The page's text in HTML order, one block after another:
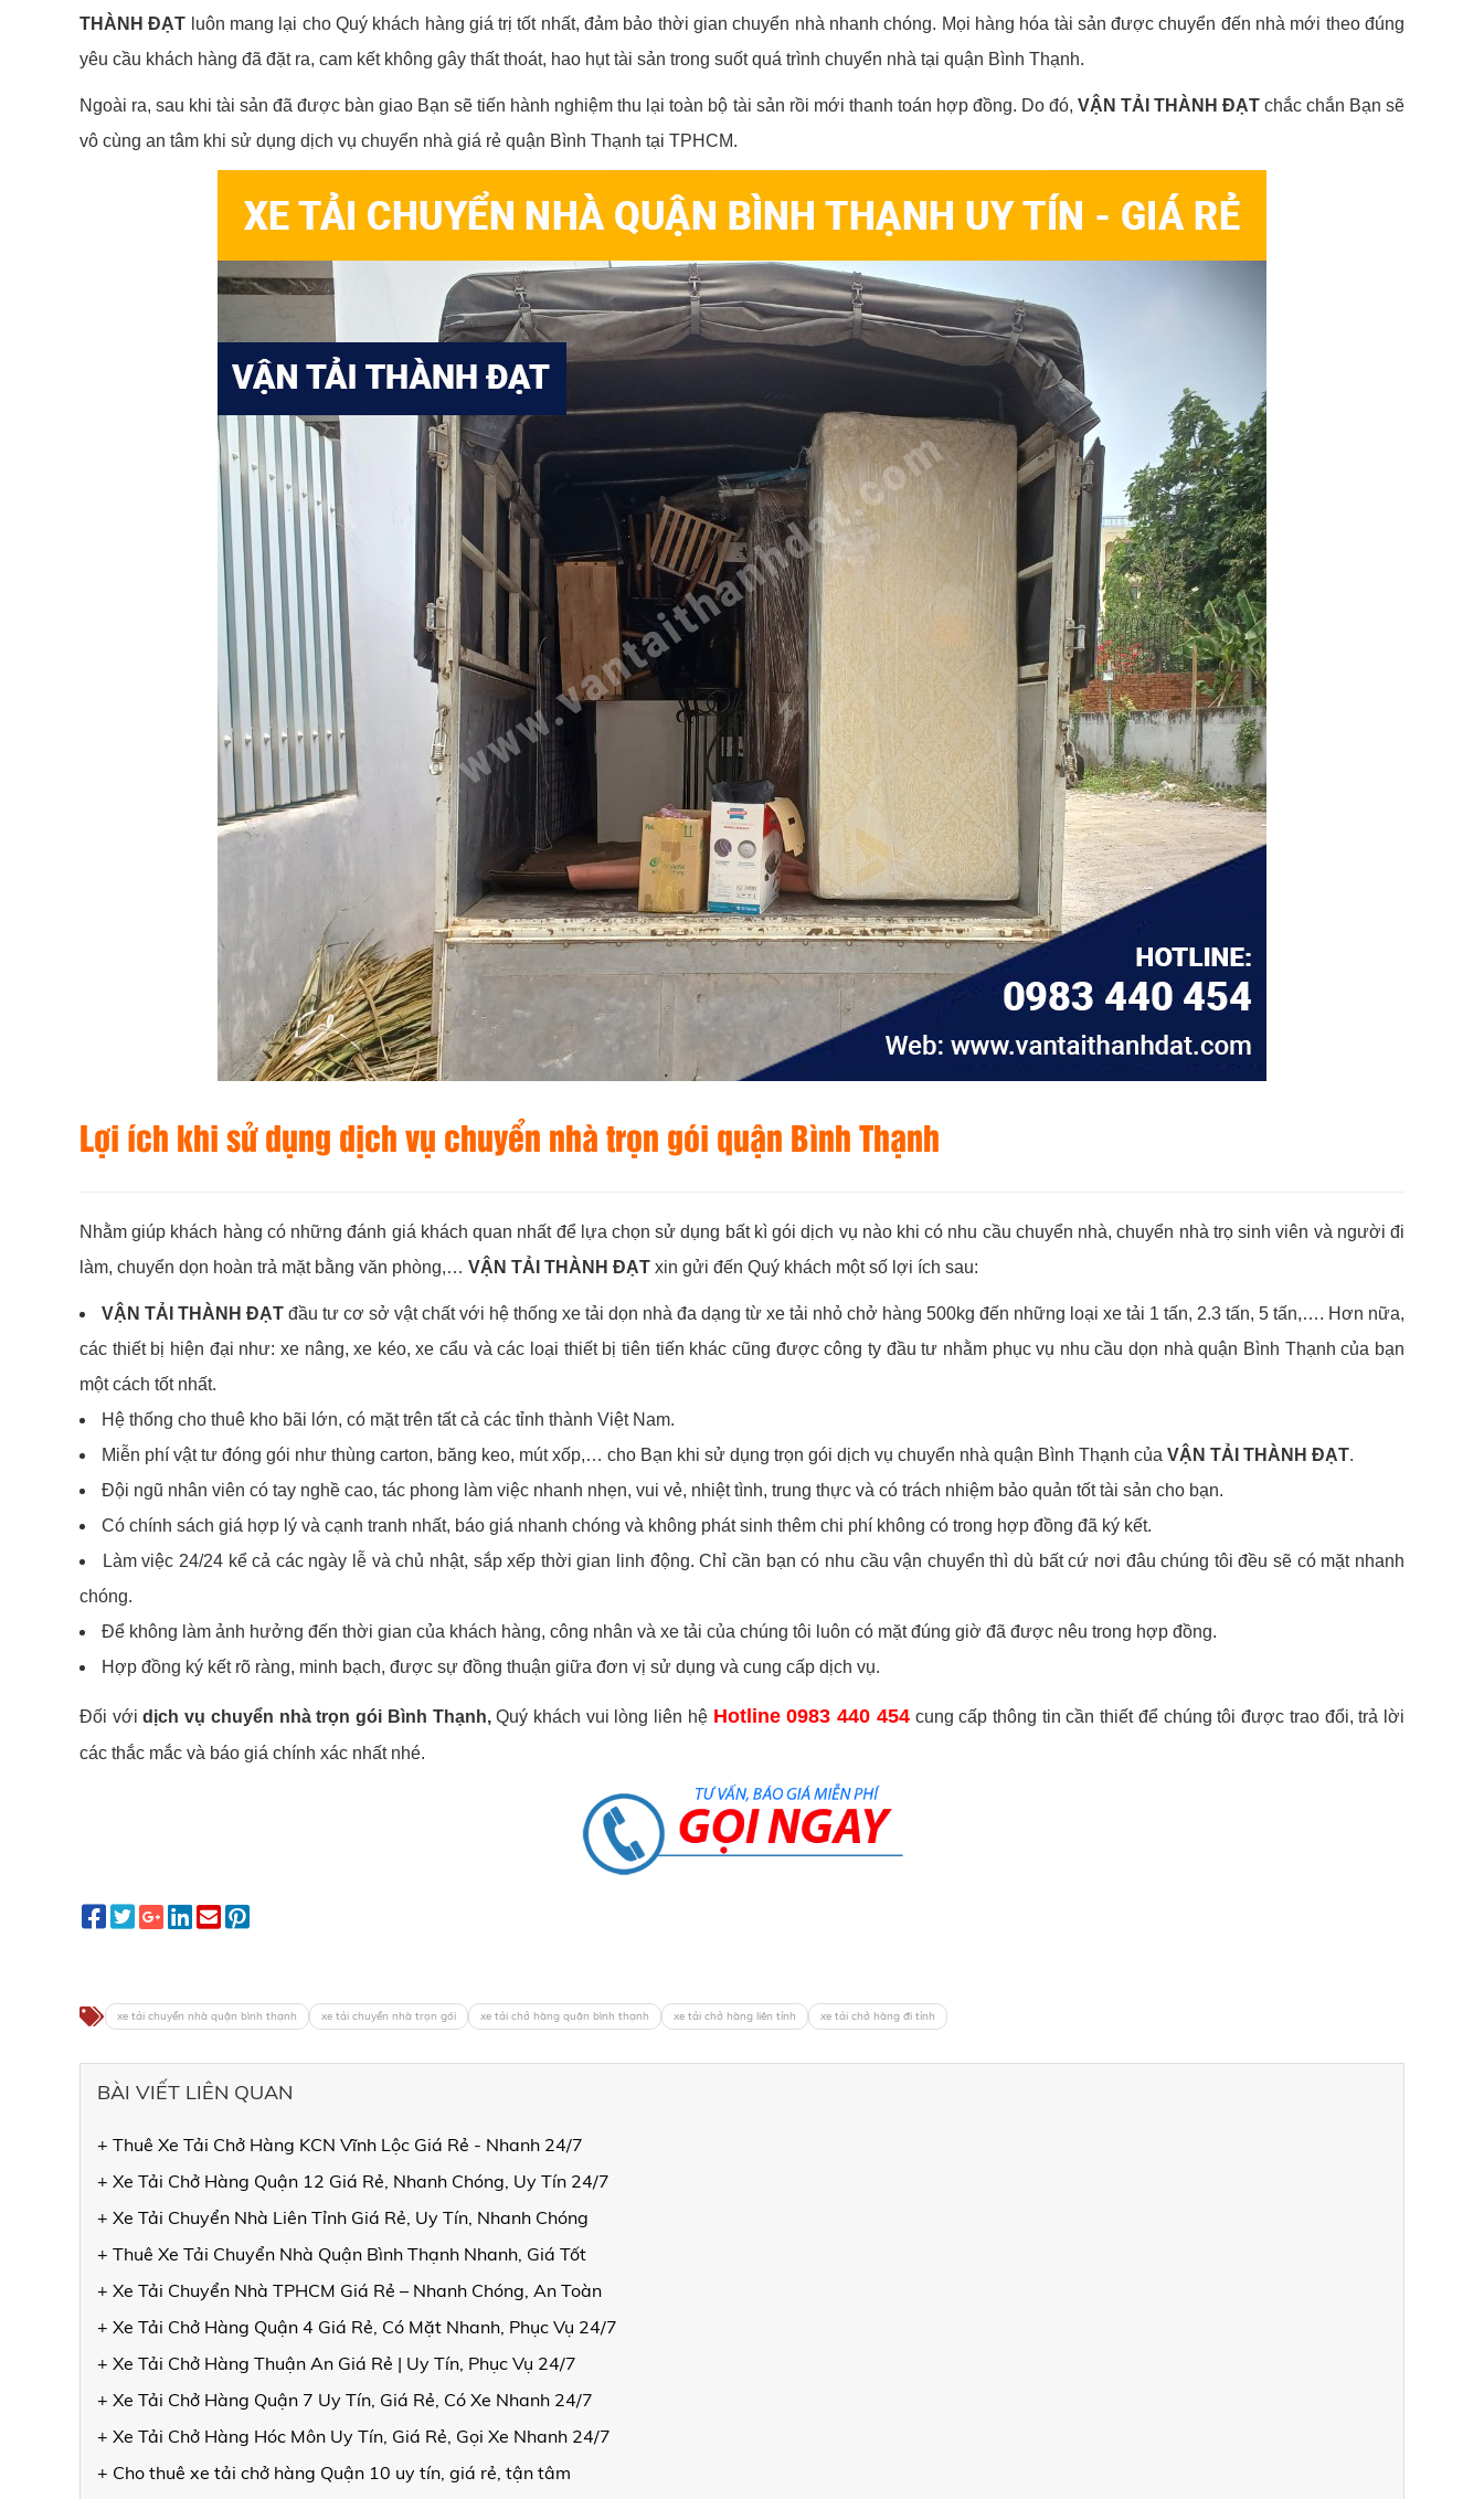
THÀNH ĐẠT luôn mang lại cho Quý khách hàng giá trị tốt nhất, đảm bảo thời gian chuyển nhà nhanh chóng. Mọi hàng hóa tài sản được chuyển đến nhà mới theo đúng
yêu cầu khách hàng đã đặt ra, cam kết không gây thất thoát, hao hụt tài sản trong suốt quá trình chuyển nhà tại quận Bình Thạnh.
Ngoài ra, sau khi tài sản đã được bàn giao Bạn sẽ tiến hành nghiệm thu lại toàn bộ tài sản rồi mới thanh toán hợp đồng. Do đó, VẬN TẢI THÀNH ĐẠTchắc chắn Bạn sẽ
vô cùng an tâm khi sử dụng dịch vụ chuyển nhà giá rẻ quận Bình Thạnh tại TPHCM.
Lợi ích khi sử dụng dịch vụ chuyển nhà trọn gói quận Bình Thạnh
Nhằm giúp khách hàng có những đánh giá khách quan nhất để lựa chọn sử dụng bất kì gói dịch vụ nào khi có nhu cầu chuyển nhà, chuyển nhà trọ sinh viên và người đi
làm, chuyển dọn hoàn trả mặt bằng văn phòng,… VẬN TẢI THÀNH ĐẠT xin gửi đến Quý khách một số lợi ích sau:
VẬN TẢI THÀNH ĐẠT đầu tư cơ sở vật chất với hệ thống xe tải dọn nhà đa dạng từ xe tải nhỏ chở hàng 500kg đến những loại xe tải 1 tấn, 2.3 tấn, 5 tấn,…. Hơn nữa,
các thiết bị hiện đại như: xe nâng, xe kéo, xe cẩu và các loại thiết bị tiên tiến khác cũng được công ty đầu tư nhằm phục vụ nhu cầu dọn nhà quận Bình Thạnh của bạn
một cách tốt nhất.
Hệ thống cho thuê kho bãi lớn, có mặt trên tất cả các tỉnh thành Việt Nam.
Miễn phí vật tư đóng gói như thùng carton, băng keo, mút xốp,… cho Bạn khi sử dụng trọn gói dịch vụ chuyển nhà quận Bình Thạnh của VẬN TẢI THÀNH ĐẠT.
Đội ngũ nhân viên có tay nghề cao, tác phong làm việc nhanh nhẹn, vui vẻ, nhiệt tình, trung thực và có trách nhiệm bảo quản tốt tài sản cho bạn.
Có chính sách giá hợp lý và cạnh tranh nhất, báo giá nhanh chóng và không phát sinh thêm chi phí không có trong hợp đồng đã ký kết.
Làm việc 24/24 kể cả các ngày lễ và chủ nhật, sắp xếp thời gian linh động. Chỉ cần bạn có nhu cầu vận chuyển thì dù bất cứ nơi đâu chúng tôi đều sẽ có mặt nhanh
chóng.
Để không làm ảnh hưởng đến thời gian của khách hàng, công nhân và xe tải của chúng tôi luôn có mặt đúng giờ đã được nêu trong hợp đồng.
Hợp đồng ký kết rõ ràng, minh bạch, được sự đồng thuận giữa đơn vị sử dụng và cung cấp dịch vụ.
Đối vớidịch vụ chuyển nhà trọn gói Bình Thạnh,Quý khách vui lòng liên hệ Hotline 0983 440 454cung cấp thông tin cần thiết để chúng tôi được trao đổi, trả lời
các thắc mắc và báo giá chính xác nhất nhé.
xe tải chuyển nhà quận bình thạnh xe tải chuyển nhà trọn gói xe tải chở hàng quận bình thạnh xe tải chở hàng liên tỉnh xe tải chở hàng đi tỉnh
BÀI VIẾT LIÊN QUAN
+ Thuê Xe Tải Chở Hàng KCN Vĩnh Lộc Giá Rẻ - Nhanh 24/7
+ Xe Tải Chở Hàng Quận 12 Giá Rẻ, Nhanh Chóng, Uy Tín 24/7
+ Xe Tải Chuyển Nhà Liên Tỉnh Giá Rẻ, Uy Tín, Nhanh Chóng
+ Thuê Xe Tải Chuyển Nhà Quận Bình Thạnh Nhanh, Giá Tốt
+ Xe Tải Chuyển Nhà TPHCM Giá Rẻ – Nhanh Chóng, An Toàn
+ Xe Tải Chở Hàng Quận 4 Giá Rẻ, Có Mặt Nhanh, Phục Vụ 24/7
+ Xe Tải Chở Hàng Thuận An Giá Rẻ | Uy Tín, Phục Vụ 24/7
+ Xe Tải Chở Hàng Quận 7 Uy Tín, Giá Rẻ, Có Xe Nhanh 24/7
+ Xe Tải Chở Hàng Hóc Môn Uy Tín, Giá Rẻ, Gọi Xe Nhanh 24/7
+ Cho thuê xe tải chở hàng Quận 10 uy tín, giá rẻ, tận tâm